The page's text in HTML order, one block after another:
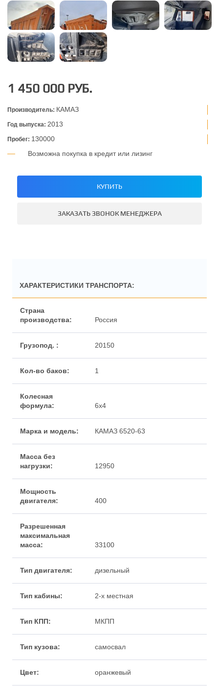
1 450 000 РУБ.
Производитель: КАМАЗ
Год выпуска: 2013
Пробег: 130000
Возможна покупка в кредит или лизинг
КУПИТЬ
ЗАКАЗАТЬ ЗВОНОК МЕНЕДЖЕРА
ХАРАКТЕРИСТИКИ ТРАНСПОРТА:
Россия
20150
1
6х4
КАМАЗ 6520-63
12950
400
33100
дизельный
2-х местная
МКПП
самосвал
оранжевый